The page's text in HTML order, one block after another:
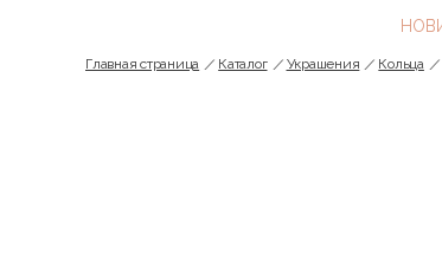
Главная страница Каталог Украшения Кольца